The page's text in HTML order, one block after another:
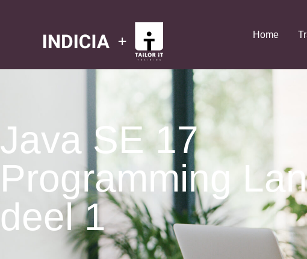
Home
Java SE 17
Programming
deel 1